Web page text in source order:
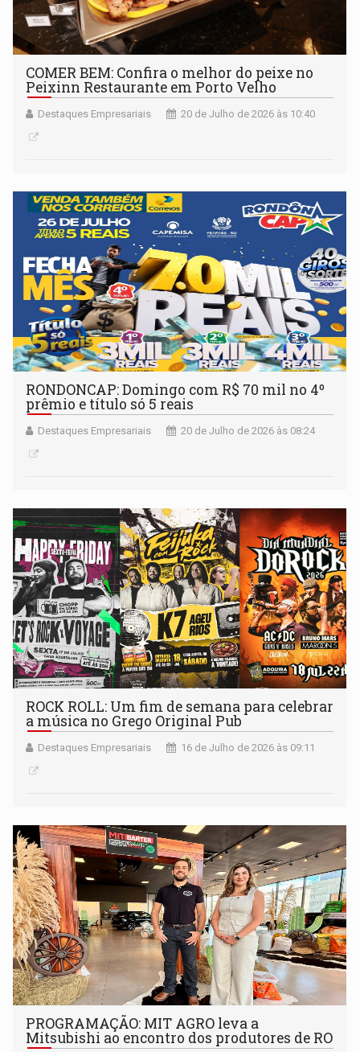
COMER BEM: Confira o melhor do peixe no
Peixinn Restaurante em Porto Velho
Destaques Empresariais 20 de Julho de 2026 às 10:40
RONDONCAP: Domingo com R$ 70 mil no 4º
prêmio e título só 5 reais
Destaques Empresariais 20 de Julho de 2026 às 08:24
ROCK ROLL: Um fim de semana para celebrar
a música no Grego Original Pub
Destaques Empresariais 16 de Julho de 2026 às 09:11
PROGRAMAÇÃO: MIT AGRO leva a
Mitsubishi ao encontro dos produtores de RO